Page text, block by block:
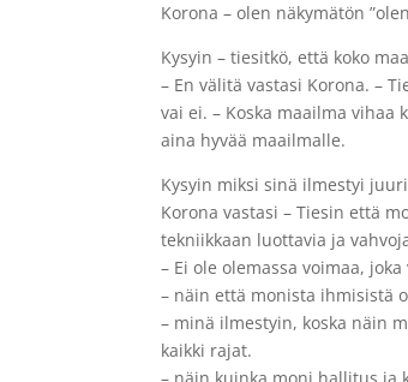
Korona – olen näkymätön
Kysyin – tiesitkö, että koko
– En välitä vastasi Korona. –
vai ei. – Koska maailma vihaa
aina hyvää maailmalle.
Kysyin miksi sinä ilmestyi
Korona vastasi – Tiesin että
tekniikkaan luottavia ja
– Ei ole olemassa voimaa,
– näin että monista ihmisistä
– minä ilmestyin, koska näin
kaikki rajat.